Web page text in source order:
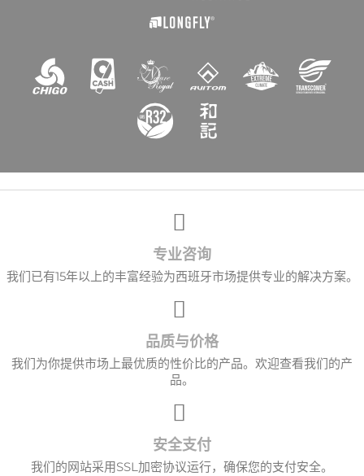
专业咨询
我们已有15年以上的丰富经验为西班牙市场提供专业的解决方案。
品质与价格
我们为你提供市场上最优质的性价比的产品。欢迎查看我们的产
品。
安全支付
我们的网站采用SSL加密协议运行，确保您的支付安全。